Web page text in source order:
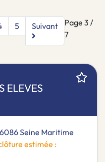
5 Suivant
Page 3 /
7
ELEVES
Seine Maritime
estimée :